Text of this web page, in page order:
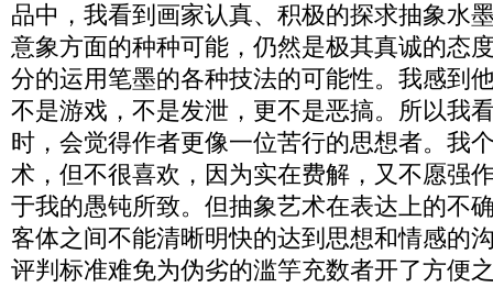
品中，我看到画家认真、积极的探求抽象水
意象方面的种种可能，仍然是极其真诚的态
分的运用笔墨的各种技法的可能性。我感到
不是游戏，不是发泄，更不是恶搞。所以我
时，会觉得作者更像一位苦行的思想者。我
术，但不很喜欢，因为实在费解，又不愿强
于我的愚钝所致。但抽象艺术在表达上的不
客体之间不能清晰明快的达到思想和情感的
评判标准难免为伪劣的滥竽充数者开了方便